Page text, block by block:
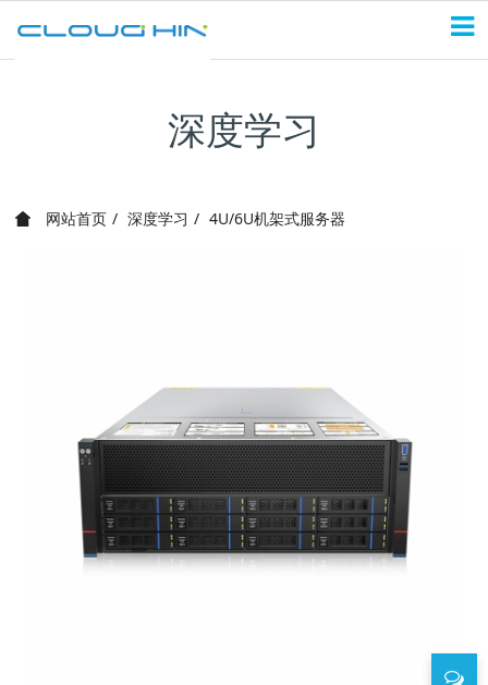
深度学习
网站首页 深度学习 4U/6U机架式服务器